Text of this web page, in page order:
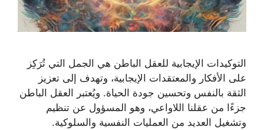
التوكيدات الإيجابية للعقل الباطن هي الجمل التي تُرَكِز
على الأفكار والمعتقدات الإيجابية، وتهدف إلى تعزيز
الثقة بالنفس وتحسين جودة الحياة. ويُعتبر العقل الباطن
جزءًا من عقلنا اللاواعي، وهو المسؤول عن تنظيم
وتشغيل العديد من العمليات النفسية والسلوكية.